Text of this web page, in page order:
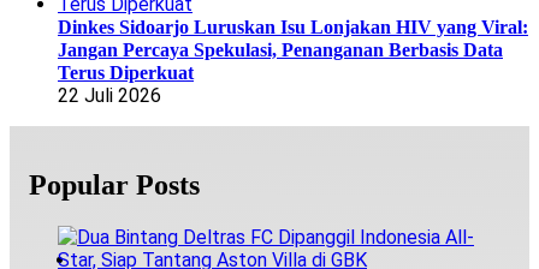
Dinkes Sidoarjo Luruskan Isu Lonjakan HIV yang Viral:
Jangan Percaya Spekulasi, Penanganan Berbasis Data
Terus Diperkuat
22 Juli 2026
Popular Posts